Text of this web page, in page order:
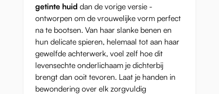
getinte huid dan de vorige versie -
ontworpen om de vrouwelijke vorm perfect
na te bootsen. Van haar slanke benen en
hun delicate spieren, helemaal tot aan haar
gewelfde achterwerk, voel zelf hoe dit
levensechte onderlichaam je dichterbij
brengt dan ooit tevoren. Laat je handen in
bewondering over elk zorgvuldig